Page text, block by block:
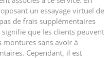
un essayage virtuel de
de frais supplémentaires
que les clients peuvent
montures sans avoir à
Cependant, il est